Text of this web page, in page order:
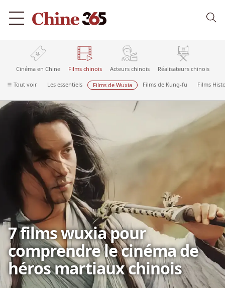
Cinéma en Chine Films chinois Acteurs chinois Réalisateurs chinois
Tout voir Les essentiels Films de Wuxia Films de Kung-fu Films
7 films wuxia pour
comprendre le cinéma de
héros martiaux chinois